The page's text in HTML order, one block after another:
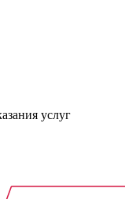
услуг